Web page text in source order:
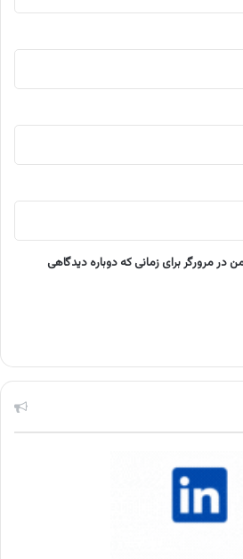
در مرورگر برای زمانی که دوباره دیدگاهی